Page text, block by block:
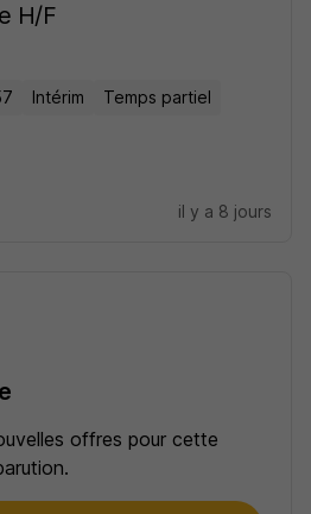
H/F
Intérim
Temps partiel
il y a 8 jours
offres pour cette